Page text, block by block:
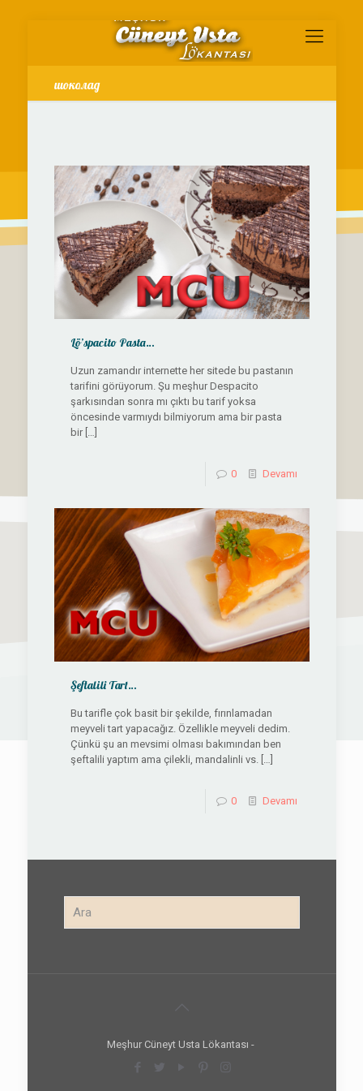
шоколад
Lö’spacito Pasta…
Uzun zamandır internette her sitede bu pastanın
tarifini görüyorum. Şu meşhur Despacito
şarkısından sonra mı çıktı bu tarif yoksa
öncesinde varmıydı bilmiyorum ama bir pasta
bir[…]
0 Devamı
Şeftalili Tart…
Bu tarifle çok basit bir şekilde, fırınlamadan
meyveli tart yapacağız. Özellikle meyveli dedim.
Çünkü şu an mevsimi olması bakımından ben
şeftalili yaptım ama çilekli, mandalinli vs.[…]
0 Devamı
Meşhur Cüneyt Usta Lökantası -